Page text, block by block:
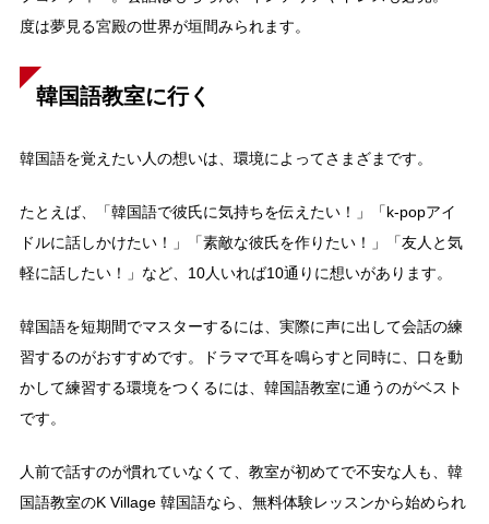
度は夢見る宮殿の世界が垣間みられます。
韓国語教室に行く
韓国語を覚えたい人の想いは、環境によってさまざまです。
たとえば、「韓国語で彼氏に気持ちを伝えたい！」「k-popアイ
ドルに話しかけたい！」「素敵な彼氏を作りたい！」「友人と気
軽に話したい！」など、10人いれば10通りに想いがあります。
韓国語を短期間でマスターするには、実際に声に出して会話の練
習するのがおすすめです。ドラマで耳を鳴らすと同時に、口を動
かして練習する環境をつくるには、韓国語教室に通うのがベスト
です。
人前で話すのが慣れていなくて、教室が初めてで不安な人も、韓
国語教室のK Village 韓国語なら、無料体験レッスンから始められ